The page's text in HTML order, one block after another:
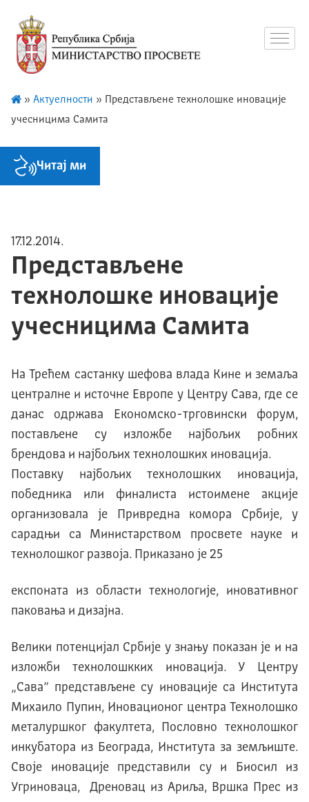
» Актуелности » Представљене технолошке иновације
учесницима Самита
Читај ми
17.12.2014.
Представљене
технолошке иновације
учесницима Самита
На Трећем састанку шефова влада Кине и земаља
централне и источне Европе у Центру Сава, где се
данас одржава Економско-трговински форум,
постављене су изложбе најбољих робних
брендова и најбољих технолошких иновација.
Поставку најбољих технолошких иновација,
победника или финалиста истоимене акције
организовала је Привредна комора Србије, у
сарадњи са Министарством просвете науке и
технолошког развоја. Приказано је 25
експоната из области технологије, иновативног
паковања и дизајна.
Велики потенцијал Србије у знању показан је и на
изложби технолошкких иновација. У Центру
„Сава” представљене су иновације са Института
Михаило Пупин, Иновационог центра Технолошко
металуршког факултета, Пословно технолошког
инкубатора из Београда, Института за земљиште.
Своје иновације представили су и Биосил из
Угриноваца, Дреновац из Ариља, Вршка Прес из